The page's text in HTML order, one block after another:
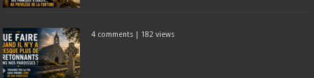
4 comments | 182 views